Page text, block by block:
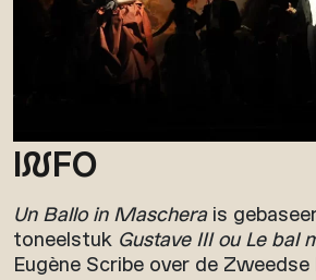
INFO
Un Ballo in Mascherais
toneelstuk Gustave III ou Le bal
Eugène Scribe over de